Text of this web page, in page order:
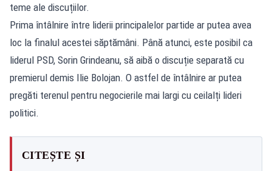
teme ale discuțiilor.
Prima întâlnire între liderii principalelor partide ar putea avea
loc la finalul acestei săptămâni. Până atunci, este posibil ca
liderul PSD, Sorin Grindeanu, să aibă o discuție separată cu
premierul demis Ilie Bolojan. O astfel de întâlnire ar putea
pregăti terenul pentru negocierile mai largi cu ceilalți lideri
politici.
CITEȘTE ȘI